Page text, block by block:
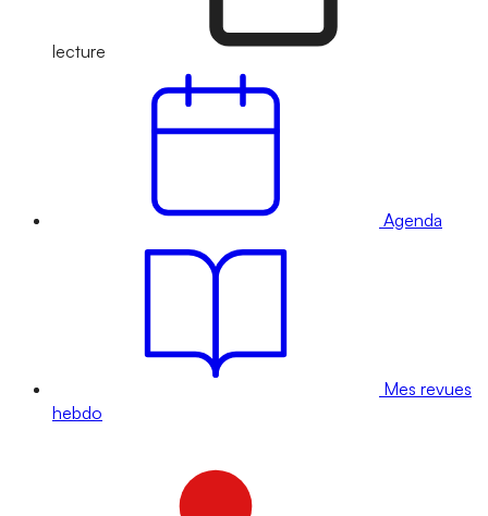
lecture
Agenda
Mes revues
hebdo